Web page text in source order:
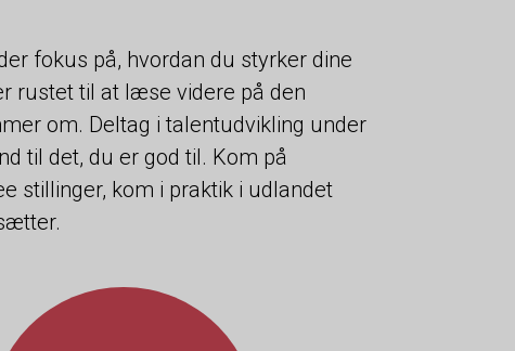
fokus på, hvordan du styrker dine
rustet til at læse videre på den
om. Deltag i talentudvikling under
til det, du er god til. Kom på
stillinger, kom i praktik i udlandet